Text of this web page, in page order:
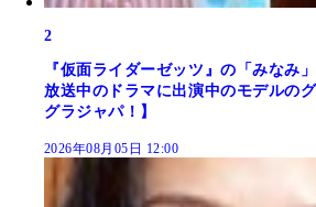
2
『仮面ライダーゼッツ』の「みな
放送中のドラマに出演中のモデルの
グラジャパ！】
2026年08月05日 12:00